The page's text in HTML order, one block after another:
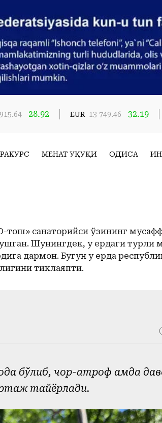
28.92 EUR 13 749.46 32.19
МЕҲНАТ ҲУҚУҚИ ҲОДИСА
тош» санаторийси ўзининг
Шунингдек, у ердаги турли
дармон. Бугун у ерда
тиклаяпти.
бўлиб, чор-атроф ҳамда
тайёрлади.